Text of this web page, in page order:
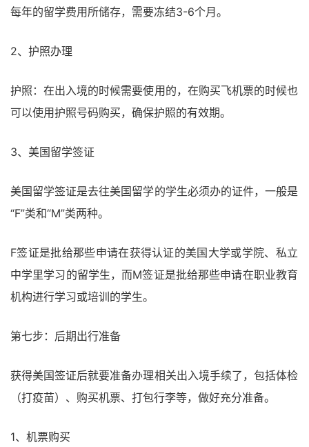
每年的留学费用所储存，需要冻结3-6个月。
2、护照办理
护照：在出入境的时候需要使用的，在购买飞机票的时候也
可以使用护照号码购买，确保护照的有效期。
3、美国留学签证
美国留学签证是去往美国留学的学生必须办的证件，一般是
“F”类和“M”类两种。
F签证是批给那些申请在获得认证的美国大学或学院、私立
中学里学习的留学生，而M签证是批给那些申请在职业教育
机构进行学习或培训的学生。
第七步：后期出行准备
获得美国签证后就要准备办理相关出入境手续了，包括体检
（打疫苗）、购买机票、打包行李等，做好充分准备。
1、机票购买